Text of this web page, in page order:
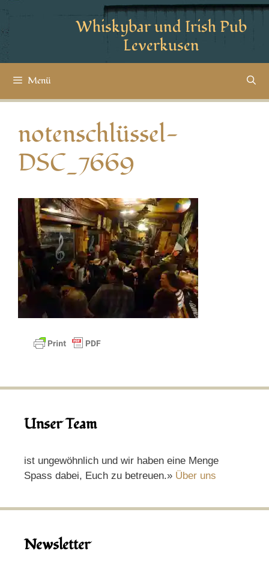
Whiskybar und Irish Pub
Leverkusen
Menü
notenschlüssel-
DSC_7669
Unser Team
ist ungewöhnlich und wir haben eine Menge
Spass dabei, Euch zu betreuen.» Über uns
Newsletter